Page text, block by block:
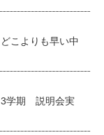
こよりも早い中
3学期 説明会実